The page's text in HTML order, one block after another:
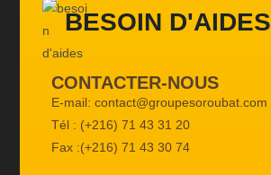
BESOIN D'AIDES
CONTACTER-NOUS
E-mail: contact@groupesoroubat.com
Tél : (+216) 71 43 31 20
Fax :(+216) 71 43 30 74